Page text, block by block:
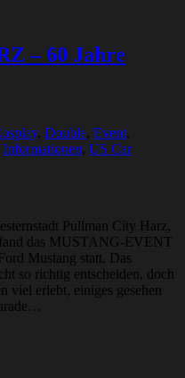
– 60 Jahre
, Double, Event,
Informationen, US Car
Pullman City Harz,
das MUSTANG-EVENT
Mustang statt. Das
so richtig entscheiden, doch
viel erlebt, einiges gesehen